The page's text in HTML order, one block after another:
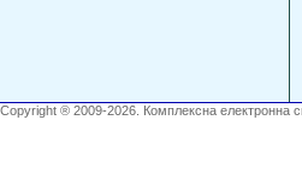
Copyright ® 2009-2026. Комплексна електронна